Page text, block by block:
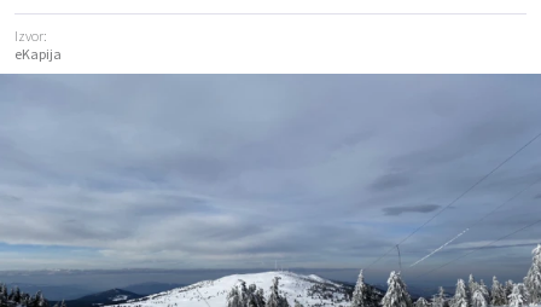
Izvor:
eKapija